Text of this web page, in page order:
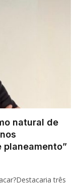
natural de
três